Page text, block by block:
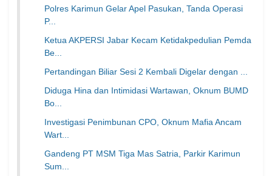
Polres Karimun Gelar Apel Pasukan, Tanda Operasi
P...
Ketua AKPERSI Jabar Kecam Ketidakpedulian Pemda
Be...
Pertandingan Biliar Sesi 2 Kembali Digelar dengan ...
Diduga Hina dan Intimidasi Wartawan, Oknum BUMD
Bo...
Investigasi Penimbunan CPO, Oknum Mafia Ancam
Wart...
Gandeng PT MSM Tiga Mas Satria, Parkir Karimun
Sum...